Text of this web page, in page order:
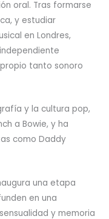
oral. Tras formarse
y estudiar
en Londres,
tanto sonoro
y la cultura pop,
a Bowie, y ha
como Daddy
una etapa
en una
y memoria